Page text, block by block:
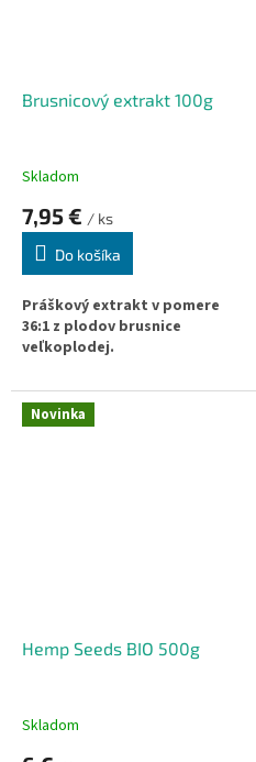
Brusnicový extrakt 100g
Skladom
7,95 € / ks
Do košíka
Práškový extrakt v pomere
36:1 z plodov brusnice
veľkoplodej.
Novinka
Hemp Seeds BIO 500g
Skladom